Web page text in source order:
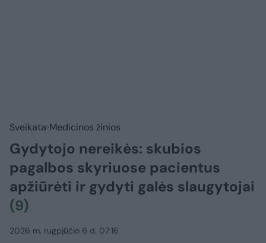
Sveikata Medicinos žinios
Gydytojo nereikės: skubios
pagalbos skyriuose pacientus
apžiūrėti ir gydyti galės slaugytojai
(9)
2026 m. rugpjūčio 6 d. 07:16